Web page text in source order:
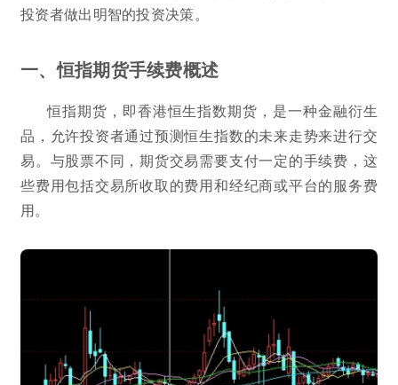
投资者做出明智的投资决策。
一、恒指期货手续费概述
恒指期货，即香港恒生指数期货，是一种金融衍生
品，允许投资者通过预测恒生指数的未来走势来进行交
易。与股票不同，期货交易需要支付一定的手续费，这
些费用包括交易所收取的费用和经纪商或平台的服务费
用。